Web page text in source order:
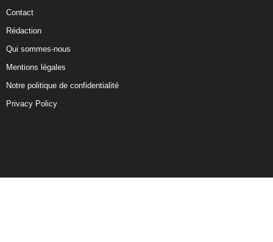
Contact
Rédaction
Qui sommes-nous
Mentions légales
Notre politique de confidentialité
Privacy Policy